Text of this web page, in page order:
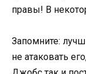
правы! В
Запомните:
не атаковать